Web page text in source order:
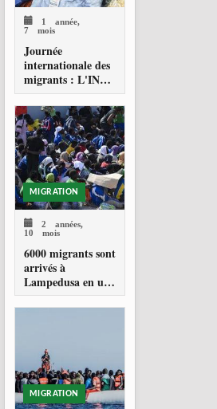
1 année,
7 mois
Journée
internationale des
migrants : L'INPS
PRÉSENT POUR
RÉAFFIRMER
SON
ENGAGEMENT
EN MATIÈRE DE
PROTECTION
DES PERSONNES
MIGRATION
2 années,
10 mois
6000 migrants sont
arrivés à
Lampedusa en une
seule journée
MIGRATION